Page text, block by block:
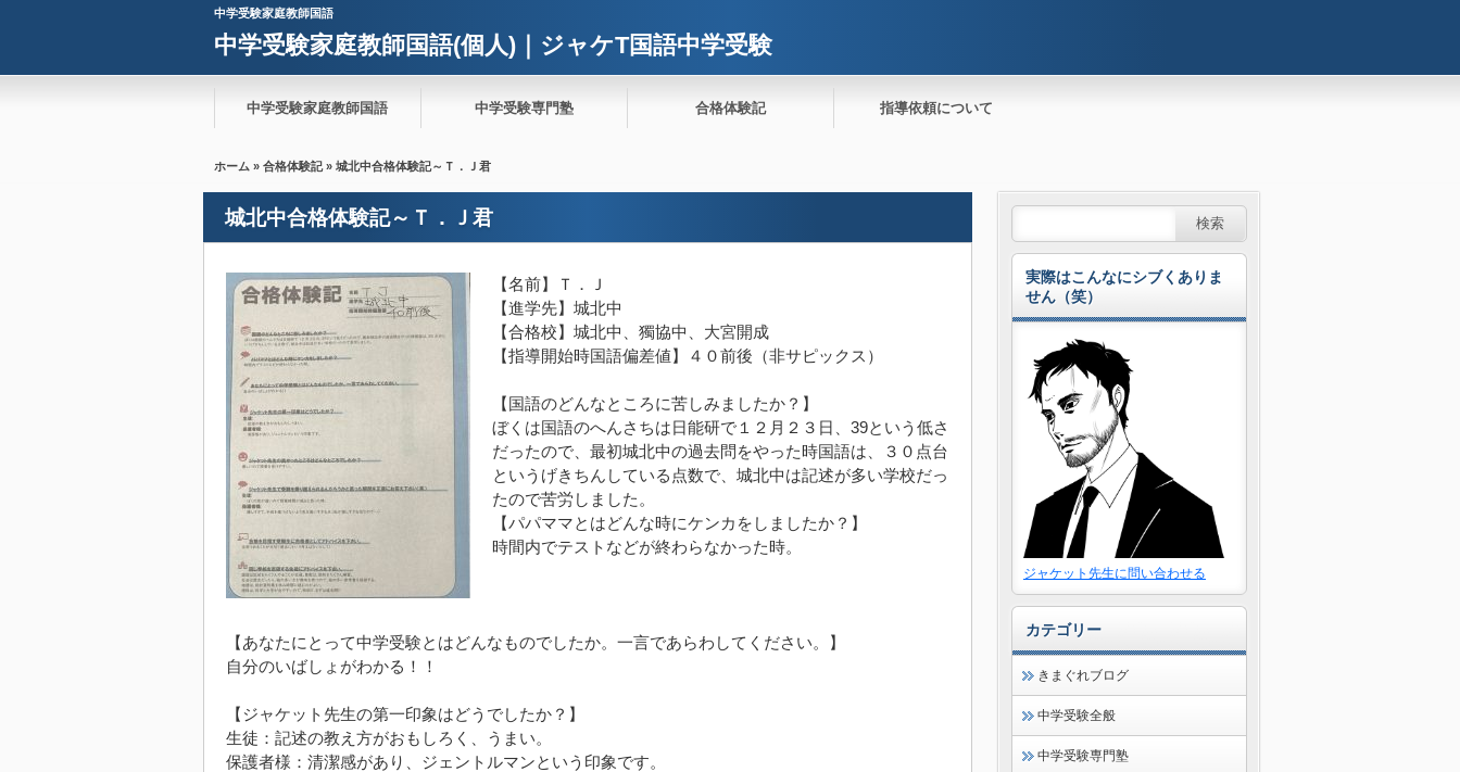
中学受験家庭教師国語
中学受験家庭教師国語(個人)｜ジャケT国語中学受験
中学受験家庭教師国語 中学受験専門塾 合格体験記 指導依頼について
ホーム » 合格体験記» 城北中合格体験記～Ｔ．Ｊ君
城北中合格体験記～Ｔ．Ｊ君
【名前】Ｔ．Ｊ
【進学先】城北中
【合格校】城北中、獨協中、大宮開成
【指導開始時国語偏差値】４０前後（非サピックス）
【国語のどんなところに苦しみましたか？】
ぼくは国語のへんさちは日能研で１２月２３日、39という低さ
だったので、最初城北中の過去問をやった時国語は、３０点台
というげきちんしている点数で、城北中は記述が多い学校だっ
たので苦労しました。
【パパママとはどんな時にケンカをしましたか？】
時間内でテストなどが終わらなかった時。
【あなたにとって中学受験とはどんなものでしたか。一言であらわしてください。】
自分のいばしょがわかる！！
【ジャケット先生の第一印象はどうでしたか？】
生徒：記述の教え方がおもしろく、うまい。
保護者様：清潔感があり、ジェントルマンという印象です。
実際はこんなにシブくありま
せん（笑）
ジャケット先生に問い合わせる
カテゴリー
きまぐれブログ
中学受験全般
中学受験専門塾